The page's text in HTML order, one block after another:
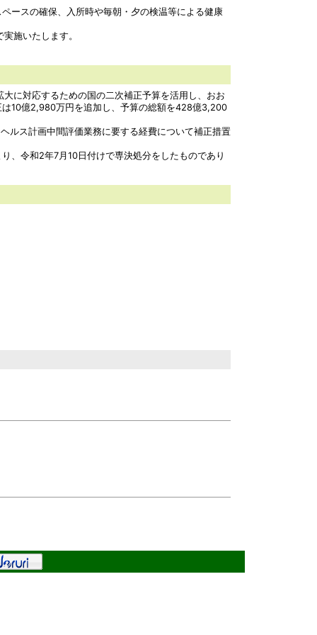
ースの確保、入所時や毎朝・夕の検温等による健康
施いたします。
に対応するための国の二次補正予算を活用し、おお
10億2,980万円を追加し、予算の総額を428億3,200
ルス計画中間評価業務に要する経費について補正措置
、令和2年7月10日付けで専決処分をしたものであり